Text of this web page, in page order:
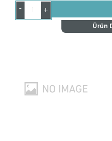
- +
Ürün